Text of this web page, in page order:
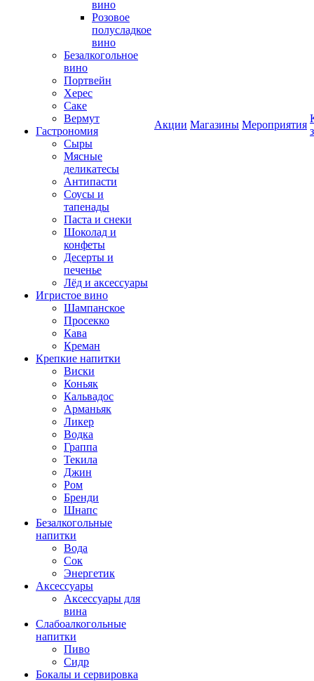
вино
Розовое
полусладкое
вино
Безалкогольное
вино
Портвейн
Херес
Саке
Вермут
Гастрономия
Сыры
Мясные
деликатесы
Антипасти
Соусы и
тапенады
Паста и снеки
Шоколад и
конфеты
Десерты и
печенье
Лёд и аксессуары
Игристое вино
Шампанское
Просекко
Кава
Креман
Крепкие напитки
Виски
Коньяк
Кальвадос
Арманьяк
Ликер
Водка
Граппа
Текила
Джин
Ром
Бренди
Шнапс
Безалкогольные
напитки
Вода
Сок
Энергетик
Аксессуары
Аксессуары для
вина
Слабоалкогольные
напитки
Пиво
Сидр
Бокалы и сервировка
Акции Магазины Мероприятия